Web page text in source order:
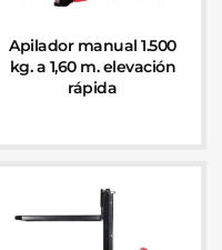
Apilador manual 1.500
kg. a 1,60 m. elevación
rápida